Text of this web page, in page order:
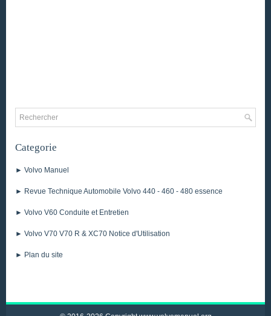
Categorie
► Volvo Manuel
► Revue Technique Automobile Volvo 440 - 460 - 480 essence
► Volvo V60 Conduite et Entretien
► Volvo V70 V70 R & XC70 Notice d'Utilisation
► Plan du site